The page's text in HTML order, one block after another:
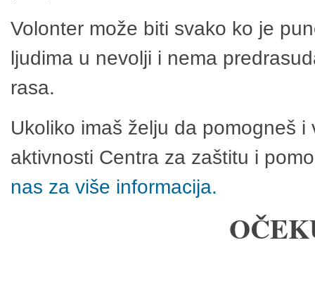
Volonter može biti svako ko je
ljudima u nevolji i nema
rasa.
Ukoliko imaš želju da pomogneš
aktivnosti Centra za zaštitu i
nas za više informacija.